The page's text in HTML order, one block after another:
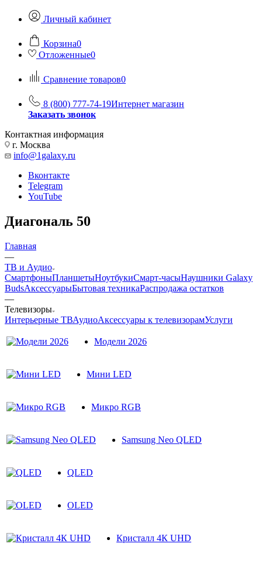
Личный кабинет
Корзина0
Отложенные0
Сравнение товаров0
8 (800) 777-74-19Интернет магазин
Заказать звонок
Контактная информация
г. Москва
info@1galaxy.ru
Вконтакте
Telegram
YouTube
Диагональ 50
Главная
—
ТВ и Аудио
СмартфоныПланшетыНоутбукиСмарт-часыНаушники Galaxy
BudsАксессуарыБытовая техникаРаспродажа остатков
—
Телевизоры
Интерьерные ТВАудиоАксессуары к телевизорамУслуги
Модели 2026
Мини LED
Микро RGB
Samsung Neo QLED
QLED
OLED
Кристалл 4К UHD